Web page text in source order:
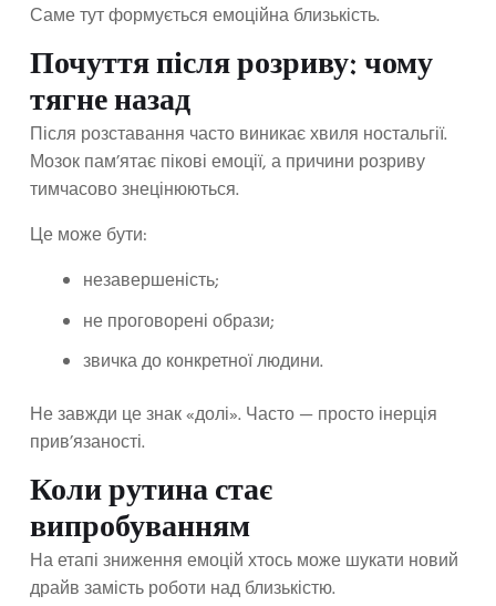
Саме тут формується емоційна близькість.
Почуття після розриву: чому
тягне назад
Після розставання часто виникає хвиля ностальгії.
Мозок пам’ятає пікові емоції, а причини розриву
тимчасово знецінюються.
Це може бути:
незавершеність;
не проговорені образи;
звичка до конкретної людини.
Не завжди це знак «долі». Часто — просто інерція
прив’язаності.
Коли рутина стає
випробуванням
На етапі зниження емоцій хтось може шукати новий
драйв замість роботи над близькістю.